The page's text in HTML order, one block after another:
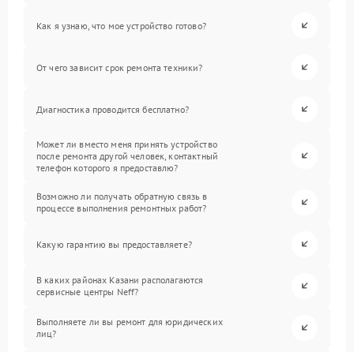
Как я узнаю, что мое устройство готово?
От чего зависит срок ремонта техники?
Диагностика проводится бесплатно?
Может ли вместо меня принять устройство
после ремонта другой человек, контактный
телефон которого я предоставлю?
Возможно ли получать обратную связь в
процессе выполнения ремонтных работ?
Какую гарантию вы предоставляете?
В каких районах Казани располагаются
сервисные центры Neff?
Выполняете ли вы ремонт для юридических
лиц?